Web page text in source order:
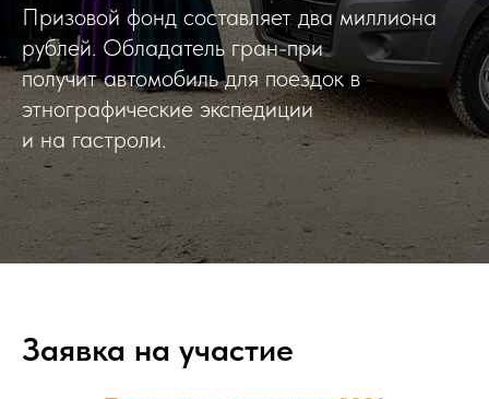
Призовой фонд составляет два миллиона
рублей. Обладатель гран-при
получит автомобиль для поездок в
этнографические экспедиции
и на гастроли.
Заявка на участие